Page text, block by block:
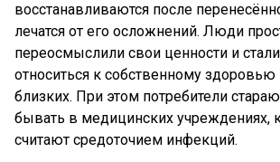
восстанавливаются после
лечатся от его осложнений. Люди
переосмыслили свои ценности и
относиться к собственному
близких. При этом потребители
бывать в медицинских учреждениях,
считают средоточием инфекций.